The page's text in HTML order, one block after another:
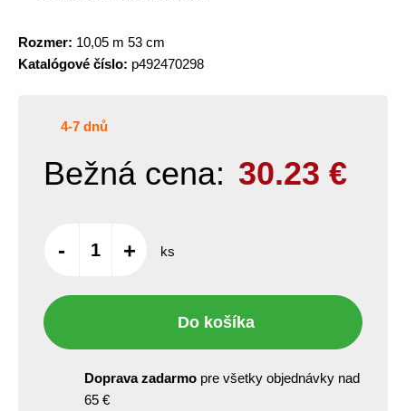
Rozmer: 10,05 m 53 cm
Katalógové číslo: p492470298
4-7 dnů
Bežná cena: 30.23 €
- + ks
Do košíka
Doprava zadarmo pre všetky objednávky nad
65 €